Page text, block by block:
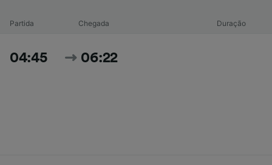
Partida Chegada Duração
04:45 06:22